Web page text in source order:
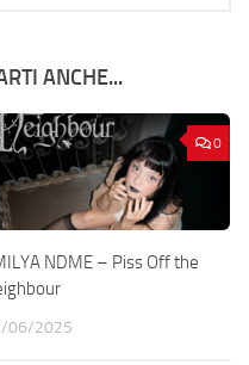
ANCHE...
0
NDME – Piss Off the
06/2025